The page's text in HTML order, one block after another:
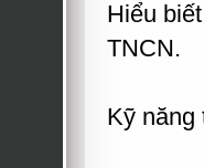
Hiểu
TNCN.
Kỹ năng